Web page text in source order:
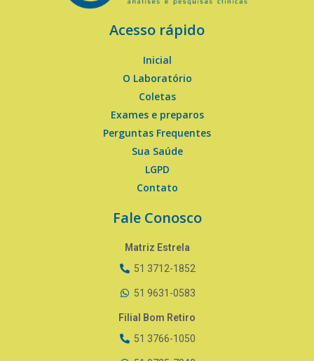
Acesso rápido
Inicial
O Laboratório
Coletas
Exames e preparos
Perguntas Frequentes
Sua Saúde
LGPD
Contato
Fale Conosco
Matriz Estrela
51 3712-1852
51 9631-0583
Filial Bom Retiro
51 3766-1050